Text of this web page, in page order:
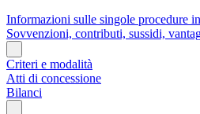
Informazioni sulle singole procedure
Sovvenzioni, contributi, sussidi,
Criteri e modalità
Atti di concessione
Bilanci